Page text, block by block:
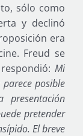
sólo como
y declinó
era
Freud se
Mi
posible
presentación
pretender
El breve